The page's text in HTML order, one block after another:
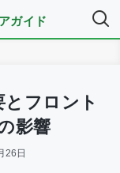
ガイド
フロント
影響
26日